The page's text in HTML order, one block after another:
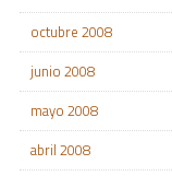
octubre 2008
junio 2008
mayo 2008
abril 2008